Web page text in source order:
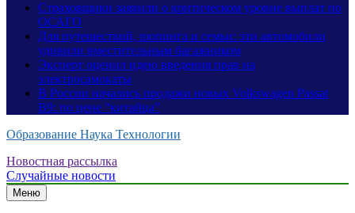
Страховщики заявили о критическом уровне выплат по
ОСАГО
Для путешествий, шопинга и семьи: эти автомобили
удивили вместительным багажником
Эксперт оценил идею введения прав на
электросамокаты
В России начались продажи новых Volkswagen Passat
B9: по цене “китайца”
Образование Наука Технологии
Новостная рассылка
Случайные новости
Меню